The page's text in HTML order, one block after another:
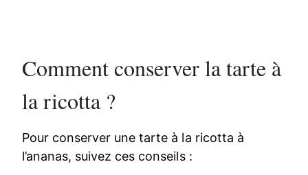
Comment conserver la tarte à
la ricotta ?
Pour conserver une tarte à la ricotta à
l’ananas, suivez ces conseils :